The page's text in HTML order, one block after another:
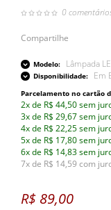
0
Compartilhe
Modelo: Lâmpada
Disponibilidade: Em
Parcelamento no cartão
2x de R$ 44,50 sem
3x de R$ 29,67 sem
4x de R$ 22,25 sem
5x de R$ 17,80 sem
6x de R$ 14,83 sem
7x de R$ 14,59 com
R$ 89,00